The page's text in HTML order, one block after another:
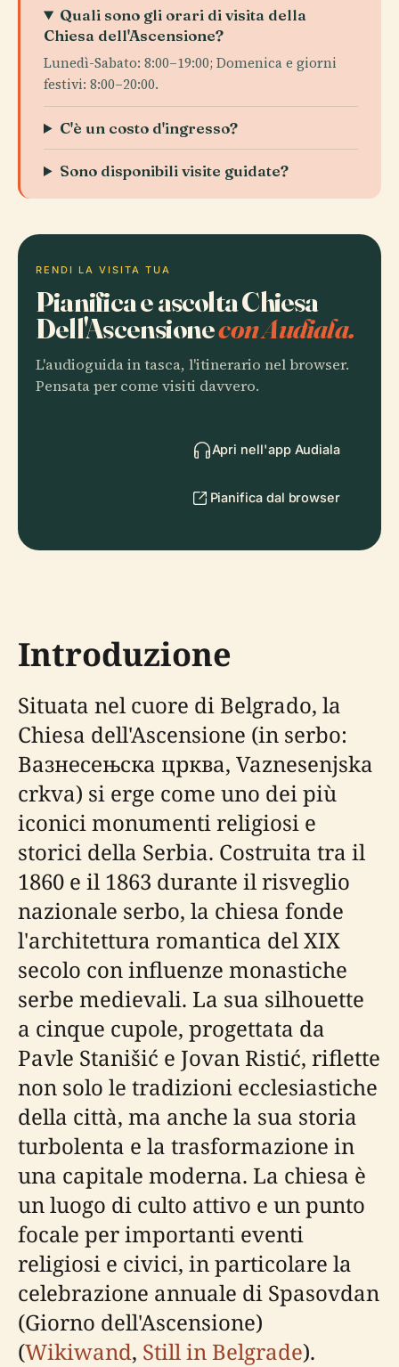
Quali sono gli orari di visita della
Chiesa dell'Ascensione?
Lunedì-Sabato: 8:00–19:00; Domenica e giorni
festivi: 8:00–20:00.
C'è un costo d'ingresso?
Sono disponibili visite guidate?
RENDI LA VISITA TUA
Pianifica e ascolta Chiesa
Dell'Ascensionecon Audiala.
L'audioguida in tasca, l'itinerario nel browser.
Pensata per come visiti davvero.
Apri nell'app Audiala
Pianifica dal browser
Introduzione
Situata nel cuore di Belgrado, la
Chiesa dell'Ascensione (in serbo:
Вазнесењска црква, Vaznesenjska
crkva) si erge come uno dei più
iconici monumenti religiosi e
storici della Serbia. Costruita tra il
1860 e il 1863 durante il risveglio
nazionale serbo, la chiesa fonde
l'architettura romantica del XIX
secolo con influenze monastiche
serbe medievali. La sua silhouette
a cinque cupole, progettata da
Pavle Stanišić e Jovan Ristić, riflette
non solo le tradizioni ecclesiastiche
della città, ma anche la sua storia
turbolenta e la trasformazione in
una capitale moderna. La chiesa è
un luogo di culto attivo e un punto
focale per importanti eventi
religiosi e civici, in particolare la
celebrazione annuale di Spasovdan
(Giorno dell'Ascensione)
(Wikiwand, Still in Belgrade).